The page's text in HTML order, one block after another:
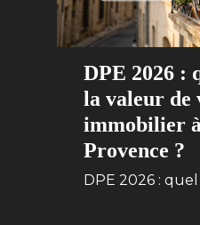
DPE 2026 :
la valeur de
immobilier
Provence ?
DPE 2026 :